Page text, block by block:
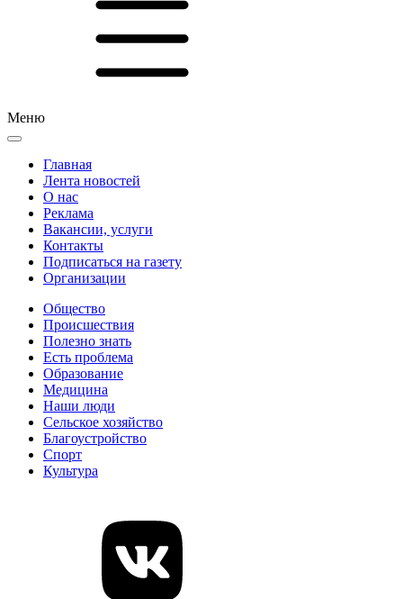
Меню
Главная
Лента новостей
О нас
Реклама
Вакансии, услуги
Контакты
Подписаться на газету
Организации
Общество
Происшествия
Полезно знать
Есть проблема
Образование
Медицина
Наши люди
Сельское хозяйство
Благоустройство
Спорт
Культура